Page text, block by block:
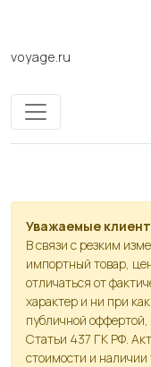
voyage.ru
Уважаемые
В связи с резким
импортный товар,
отличаться от
характер и ни при
публичной
Статьи 437 ГК РФ.
стоимости и